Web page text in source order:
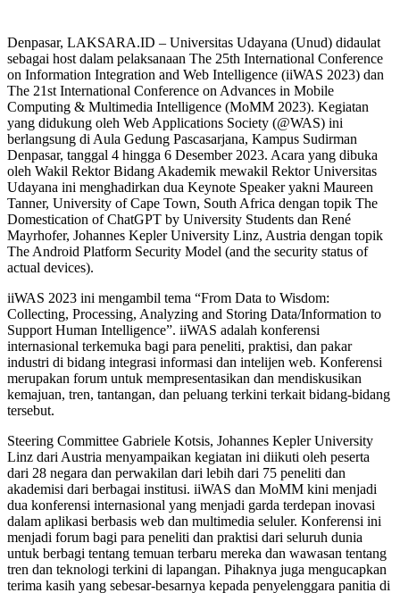
Denpasar, LAKSARA.ID – Universitas Udayana (Unud) didaulat
sebagai host dalam pelaksanaan The 25th International Conference
on Information Integration and Web Intelligence (iiWAS 2023) dan
The 21st International Conference on Advances in Mobile
Computing & Multimedia Intelligence (MoMM 2023). Kegiatan
yang didukung oleh Web Applications Society (@WAS) ini
berlangsung di Aula Gedung Pascasarjana, Kampus Sudirman
Denpasar, tanggal 4 hingga 6 Desember 2023. Acara yang dibuka
oleh Wakil Rektor Bidang Akademik mewakil Rektor Universitas
Udayana ini menghadirkan dua Keynote Speaker yakni Maureen
Tanner, University of Cape Town, South Africa dengan topik The
Domestication of ChatGPT by University Students dan René
Mayrhofer, Johannes Kepler University Linz, Austria dengan topik
The Android Platform Security Model (and the security status of
actual devices).
iiWAS 2023 ini mengambil tema “From Data to Wisdom:
Collecting, Processing, Analyzing and Storing Data/Information to
Support Human Intelligence”. iiWAS adalah konferensi
internasional terkemuka bagi para peneliti, praktisi, dan pakar
industri di bidang integrasi informasi dan intelijen web. Konferensi
merupakan forum untuk mempresentasikan dan mendiskusikan
kemajuan, tren, tantangan, dan peluang terkini terkait bidang-bidang
tersebut.
Steering Committee Gabriele Kotsis, Johannes Kepler University
Linz dari Austria menyampaikan kegiatan ini diikuti oleh peserta
dari 28 negara dan perwakilan dari lebih dari 75 peneliti dan
akademisi dari berbagai institusi. iiWAS dan MoMM kini menjadi
dua konferensi internasional yang menjadi garda terdepan inovasi
dalam aplikasi berbasis web dan multimedia seluler. Konferensi ini
menjadi forum bagi para peneliti dan praktisi dari seluruh dunia
untuk berbagi tentang temuan terbaru mereka dan wawasan tentang
tren dan teknologi terkini di lapangan. Pihaknya juga mengucapkan
terima kasih yang sebesar-besarnya kepada penyelenggara panitia di